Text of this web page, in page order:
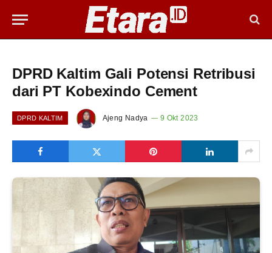
DPRD Kaltim Gali Potensi Retribusi
dari PT Kobexindo Cement
DPRD KALTIM Ajeng Nadya 9 Okt 2023